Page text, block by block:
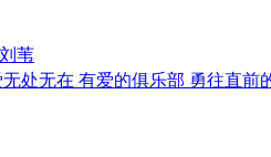
刘苇
处无在 有爱的俱乐部 勇往直